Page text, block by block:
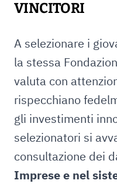
VINCITORI
A selezionare i
la stessa
valuta con
rispecchiano
gli investimenti
selezionatori si
consultazione dei
Imprese e nel